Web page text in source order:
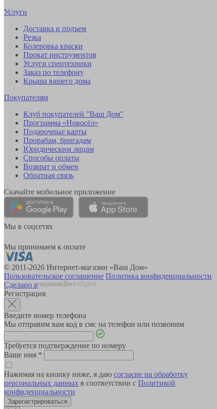
Услуги
Доставка и подъем
Резка
Колеровка краски
Прокат инструментов
Услуги спецтехники
Заказ по телефону
Крыша вашего дома
Покупателям
Клуб покупателей "Ваш Дом"
Программа «Новосёл»
Подарочные карты
Прорабам, бригадам
Юридическим лицам
Способы оплаты
Возврат и обмен
Обратная связь
Скачайте мобильное приложение
Мы в соцсетях
Мы принимаем к оплате
© 2011-2026 Интернет-магазин «Ваш Дом»
Пользовательское соглашение Политика конфиденциальности
Сделано в
Регистрация
Введите номер телефона
Мы отправим вам код в смс на телефон или позвоним
Требуется подтверждение по номеру
Ваше имя *
Нажимая на кнопку ниже, я даю согласие на обработку
персональных данных в соответствии с Политикой
конфиденциальности
Зарегистрироваться